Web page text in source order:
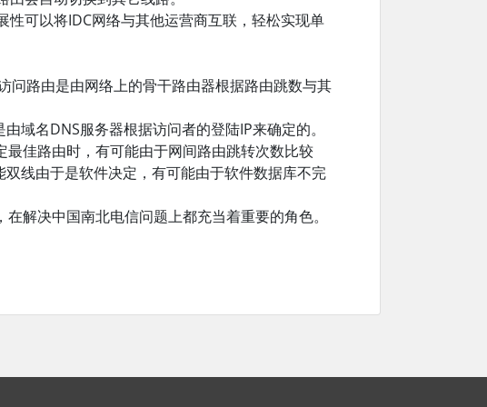
可以将IDC网络与其他运营商互联，轻松实现单
路由是由网络上的骨干路由器根据路由跳数与其
域名DNS服务器根据访问者的登陆IP来确定的。
佳路由时，有可能由于网间路由跳转次数比较
线由于是软件决定，有可能由于软件数据库不完
解决中国南北电信问题上都充当着重要的角色。